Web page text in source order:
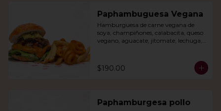
Paphambuguesa Vegana
Hamburguesa de carne vegana de
soya, champiñones, calabacita, queso
vegano, aguacate, jitomate, lechuga,
$190.00
Paphamburgesa pollo